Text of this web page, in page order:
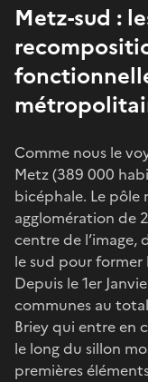
Metz-sud :
Comme nous le
Metz (389 000
bicéphale. Le
agglomération de
centre de l’image,
le sud pour
Depuis le 1er
communes au
Briey qui entre en
le long du sillon
premières